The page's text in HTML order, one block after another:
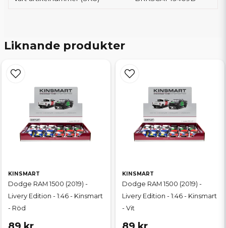
Liknande produkter
KINSMART
Dodge RAM 1500 (2019) -
Livery Edition - 1:46 - Kinsmart
- Röd
KINSMART
Dodge RAM 1500 (2019) -
Livery Edition - 1:46 - Kinsmart
- Vit